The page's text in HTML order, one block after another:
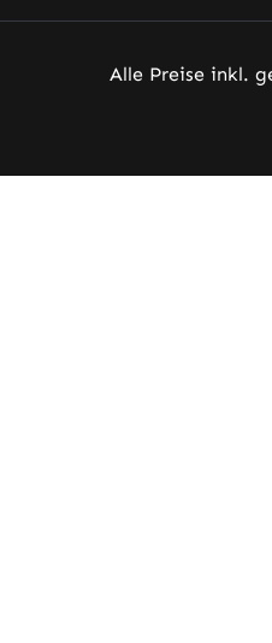
Alle Preise inkl.